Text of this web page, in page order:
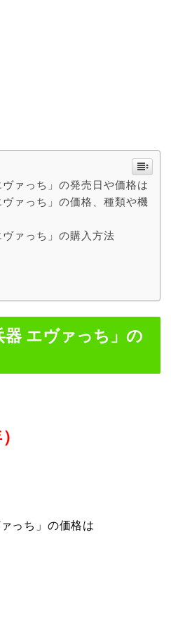
ヴァっち」の発売日や価格は
ヴァっち」の価格、種類や機
ヴァっち」の購入方法
器 エヴァっち」の
っち」の価格は